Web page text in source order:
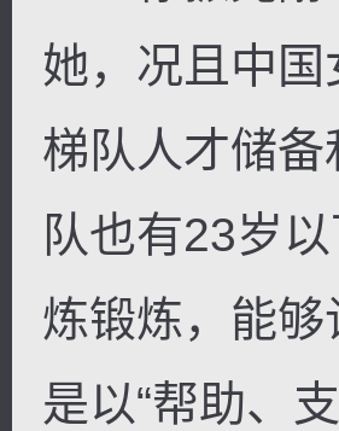
她，况且中
梯队人才储
队也有23岁
炼锻炼，能
是以“帮助、